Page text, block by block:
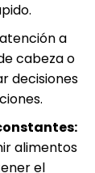
a
cabeza o
decisiones
alimentos
el